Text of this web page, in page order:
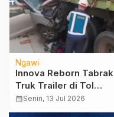
Ngawi
Innova Reborn Tabrak
Truk Trailer di Tol
Ngawi, Satu
Penumpang Tewas
calendar_monthSenin, 13 Jul 2026